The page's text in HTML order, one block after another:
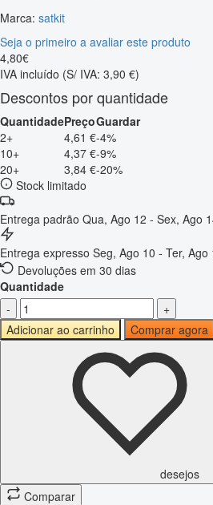
Marca: satkit
Seja o primeiro a avaliar este produto
4,80€
IVA incluído (S/ IVA: 3,90 €)
Descontos por quantidade
QuantidadePreçoGuardar
2+
4,61 €-4%
10+
4,37 €-9%
20+
3,84 €-20%
Stock limitado
Entrega padrão Qua, Ago 12 - Sex, Ago
Entrega expresso Seg, Ago 10 - Ter, Ago
Devoluções em 30 dias
Quantidade
-
+
Adicionar ao carrinho
Comprar agora
desejos
Comparar